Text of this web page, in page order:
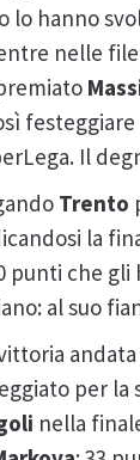
lo hanno
nelle
Il
Trento
la
punti che
al suo
per la
nella